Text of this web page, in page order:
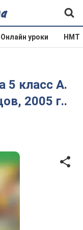
Онлайн уроки НМТ
5 класс А.
2005 г..